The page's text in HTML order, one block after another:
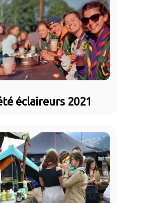
éclaireurs 2021